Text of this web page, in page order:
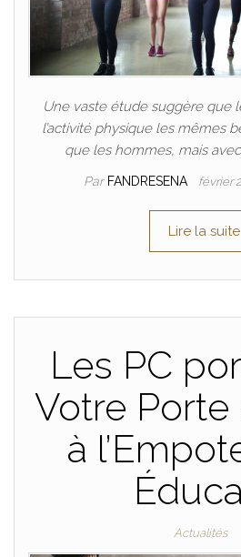
Une vaste étude suggère que
l’activité physique les mêmes
que les hommes, mais
Par FANDRESENA février
Lire la suite
Les PC
Votre Porte
à
Actualités